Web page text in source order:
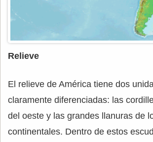
Relieve
El relieve de América tiene dos
claramente diferenciadas: las
del oeste y las grandes llanuras de
continentales. Dentro de estos